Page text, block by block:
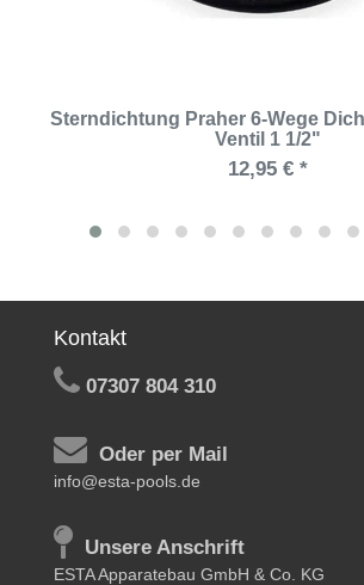
Sterndichtung Praher 6-Wege
Ventil 1 1/2"
12,95 € *
Kontakt
07307 804 310
Oder per Mail
info@esta-pools.de
Unsere Anschrift
ESTA Apparatebau GmbH & Co. KG